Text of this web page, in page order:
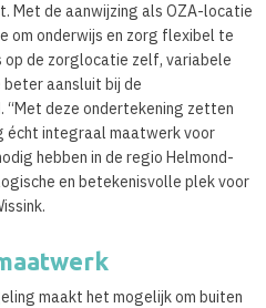
Met de aanwijzing als OZA-locatie
om onderwijs en zorg flexibel te
op de zorglocatie zelf, variabele
beter aansluit bij de
deze ondertekening zetten
écht integraal maatwerk voor
hebben in de regio Helmond-
en betekenisvolle plek voor
maakt het mogelijk om buiten